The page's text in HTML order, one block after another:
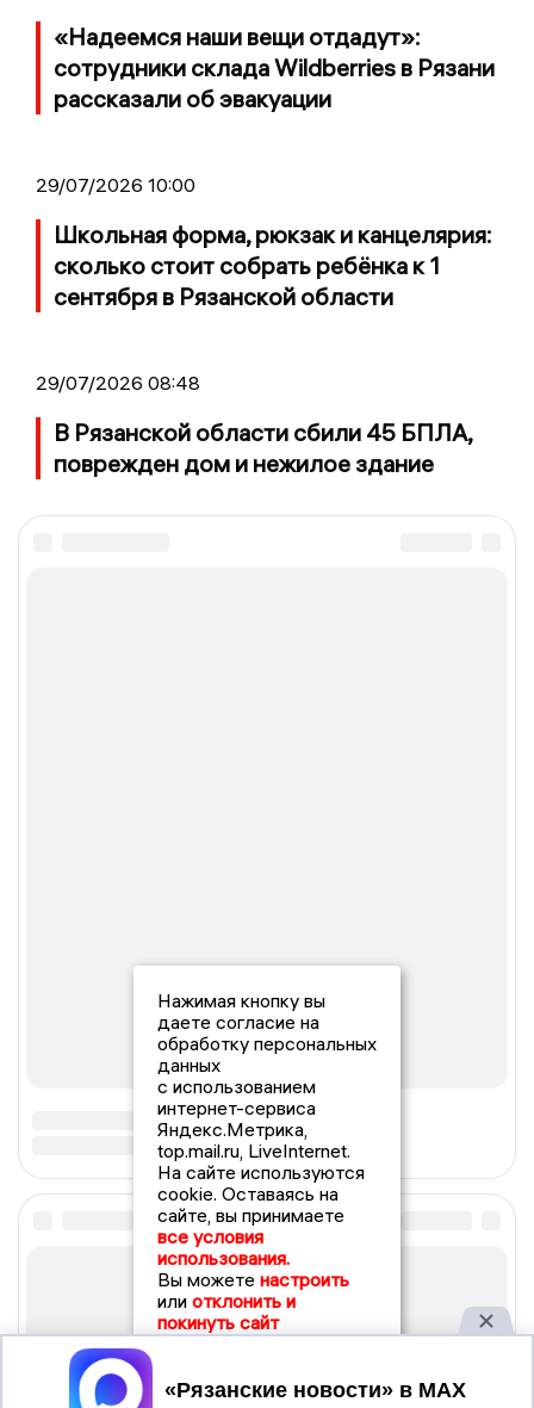
«Надеемся наши вещи отдадут»:
сотрудники склада Wildberries в Рязани
рассказали об эвакуации
29/07/2026 10:00
Школьная форма, рюкзак и канцелярия:
сколько стоит собрать ребёнка к 1
сентября в Рязанской области
29/07/2026 08:48
В Рязанской области сбили 45 БПЛА,
поврежден дом и нежилое здание
Нажимая кнопку вы
даете согласие на
обработку персональных
данных
с использованием
интернет-сервиса
Яндекс.Метрика,
top.mail.ru, LiveInternet.
На сайте используются
cookie. Оставаясь на
сайте, вы принимаете
все условия
использования.
Вы можете настроить
или отклонить и
покинуть сайт
Принять